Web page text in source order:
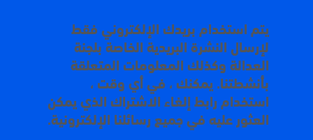
يتم استخدام بريدك الإلكتروني فقط
لإرسال النشرة البريدية الخاصة بلجنة
العدالة وكذلك المعلومات المتعلقة
بأنشطتنا. يمكنك ، في أي وقت ،
استخدام رابط إلغاء الاشتراك الذي يمكن
العثور عليه في جميع رسائلنا الإلكترونية.